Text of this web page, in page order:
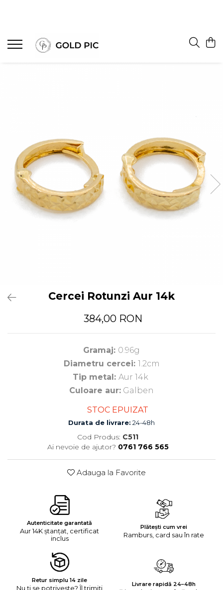
Cercei Rotunzi Aur 14k
384,00 RON
Gramaj: 0.96g
Diametru cercei: 1.2cm
Tip metal: Aur 14k
Culoare aur: Galben
STOC EPUIZAT
Durata de livrare: 24-48h
Cod Produs: C511
Ai nevoie de ajutor? 0761 766 565
Adauga la Favorite
Autenticitate garantată
Aur 14K ștanțat, certificat
inclus
Plătești cum vrei
Ramburs, card sau în rate
Retur simplu 14 zile
Nu ți se potrivește? Îl trimiți
Livrare rapidă 24–48h